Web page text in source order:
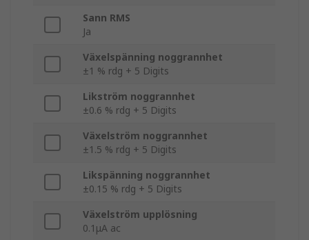
Sann RMS
Ja
Växelspänning noggrannhet
±1 % rdg + 5 Digits
Likström noggrannhet
±0.6 % rdg + 5 Digits
Växelström noggrannhet
±1.5 % rdg + 5 Digits
Likspänning noggrannhet
±0.15 % rdg + 5 Digits
Växelström upplösning
0.1μA ac